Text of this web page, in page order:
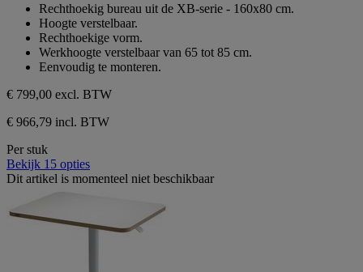
sterren.
Rechthoekig bureau uit de XB-serie - 160x80 cm.
Hoogte verstelbaar.
Rechthoekige vorm.
Werkhoogte verstelbaar van 65 tot 85 cm.
Eenvoudig te monteren.
€ 799,00 excl. BTW
€ 966,79 incl. BTW
Per stuk
Bekijk 15 opties
Dit artikel is momenteel niet beschikbaar